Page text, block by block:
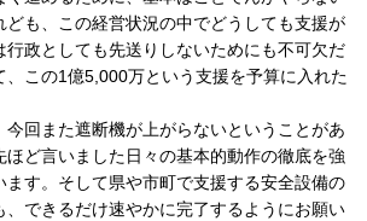
ども、この経営状況の中でどうしても支援が
行政としても先送りしないためにも不可欠だ
、この1億5,000万という支援を予算に入れた
今回また遮断機が上がらないということがあ
ほど言いました日々の基本的動作の徹底を強
ます。そして県や市町で支援する安全設備の
、できるだけ速やかに完了するようにお願い